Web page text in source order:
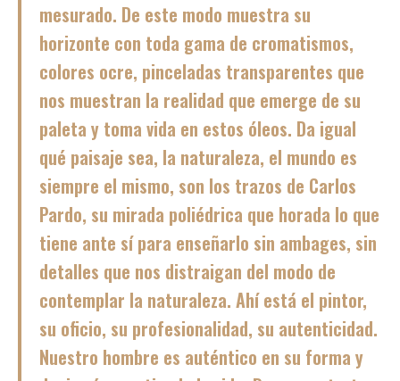
mesurado. De este modo muestra su
horizonte con toda gama de cromatismos,
colores ocre, pinceladas transparentes que
nos muestran la realidad que emerge de su
paleta y toma vida en estos óleos. Da igual
qué paisaje sea, la naturaleza, el mundo es
siempre el mismo, son los trazos de Carlos
Pardo, su mirada poliédrica que horada lo que
tiene ante sí para enseñarlo sin ambages, sin
detalles que nos distraigan del modo de
contemplar la naturaleza. Ahí está el pintor,
su oficio, su profesionalidad, su autenticidad.
Nuestro hombre es auténtico en su forma y